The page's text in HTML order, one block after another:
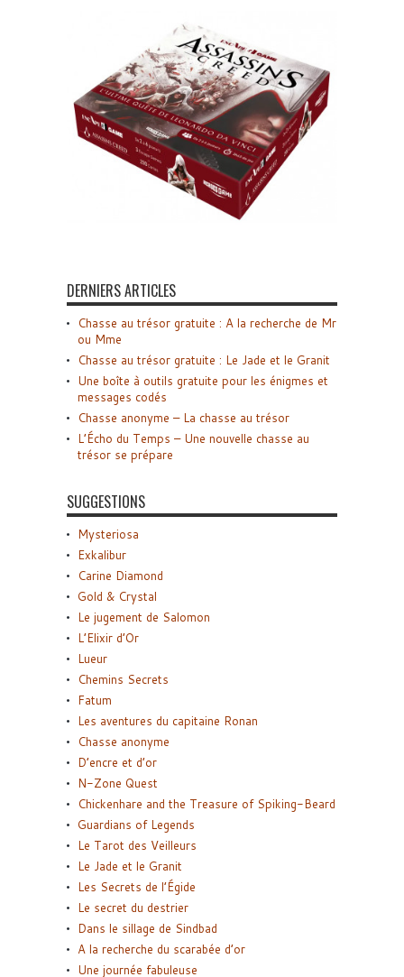
DERNIERS ARTICLES
Chasse au trésor gratuite : A la recherche de Mr
ou Mme
Chasse au trésor gratuite : Le Jade et le Granit
Une boîte à outils gratuite pour les énigmes et
messages codés
Chasse anonyme – La chasse au trésor
L’Écho du Temps – Une nouvelle chasse au
trésor se prépare
SUGGESTIONS
Mysteriosa
Exkalibur
Carine Diamond
Gold & Crystal
Le jugement de Salomon
L’Elixir d’Or
Lueur
Chemins Secrets
Fatum
Les aventures du capitaine Ronan
Chasse anonyme
D’encre et d’or
N-Zone Quest
Chickenhare and the Treasure of Spiking-Beard
Guardians of Legends
Le Tarot des Veilleurs
Le Jade et le Granit
Les Secrets de l’Égide
Le secret du destrier
Dans le sillage de Sindbad
A la recherche du scarabée d’or
Une journée fabuleuse